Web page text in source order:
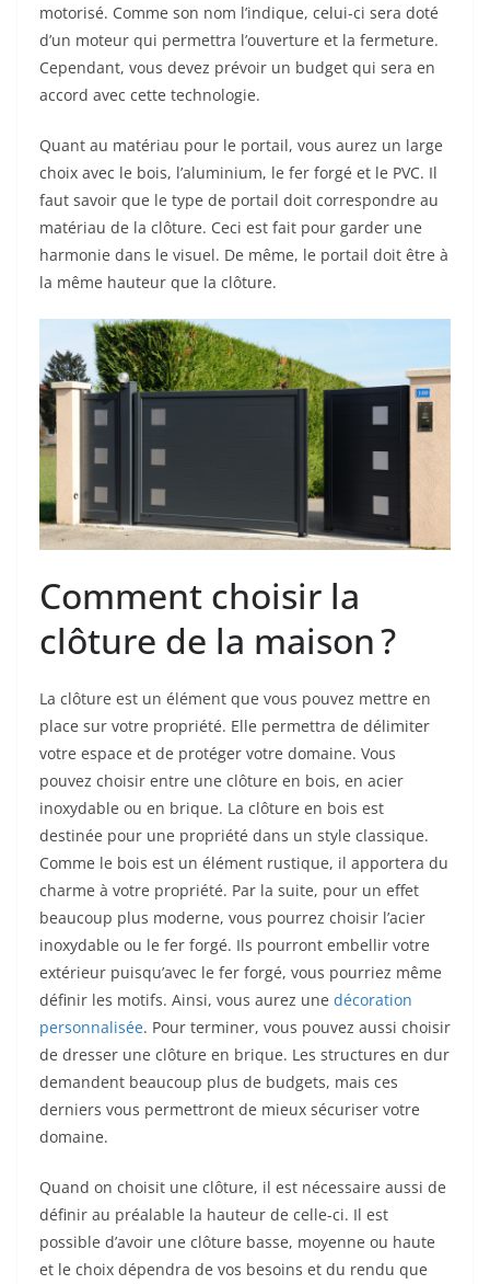
motorisé. Comme son nom l’indique, celui-ci sera doté
d’un moteur qui permettra l’ouverture et la fermeture.
Cependant, vous devez prévoir un budget qui sera en
accord avec cette technologie.
Quant au matériau pour le portail, vous aurez un large
choix avec le bois, l’aluminium, le fer forgé et le PVC. Il
faut savoir que le type de portail doit correspondre au
matériau de la clôture. Ceci est fait pour garder une
harmonie dans le visuel. De même, le portail doit être à
la même hauteur que la clôture.
Comment choisir la
clôture de la maison ?
La clôture est un élément que vous pouvez mettre en
place sur votre propriété. Elle permettra de délimiter
votre espace et de protéger votre domaine. Vous
pouvez choisir entre une clôture en bois, en acier
inoxydable ou en brique. La clôture en bois est
destinée pour une propriété dans un style classique.
Comme le bois est un élément rustique, il apportera du
charme à votre propriété. Par la suite, pour un effet
beaucoup plus moderne, vous pourrez choisir l’acier
inoxydable ou le fer forgé. Ils pourront embellir votre
extérieur puisqu’avec le fer forgé, vous pourriez même
définir les motifs. Ainsi, vous aurez une décoration
personnalisée. Pour terminer, vous pouvez aussi choisir
de dresser une clôture en brique. Les structures en dur
demandent beaucoup plus de budgets, mais ces
derniers vous permettront de mieux sécuriser votre
domaine.
Quand on choisit une clôture, il est nécessaire aussi de
définir au préalable la hauteur de celle-ci. Il est
possible d’avoir une clôture basse, moyenne ou haute
et le choix dépendra de vos besoins et du rendu que